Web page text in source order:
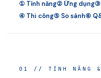
① Tính năng② Ứng dụng③
④ Thi công⑤ So sánh⑥
01 // TÍNH NĂNG